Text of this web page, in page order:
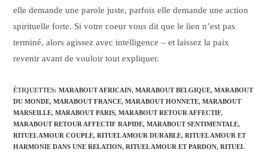
elle demande une parole juste, parfois elle demande une action
spirituelle forte. Si votre coeur vous dit que le lien n’est pas
terminé, alors agissez avec intelligence – et laissez la paix
revenir avant de vouloir tout expliquer.
ÉTIQUETTES:MARABOUT AFRICAIN, MARABOUT BELGIQUE, MARABOUT
DU MONDE, MARABOUT FRANCE, MARABOUT HONNETE, MARABOUT
MARSEILLE, MARABOUT PARIS, MARABOUT RETOUR AFFECTIF,
MARABOUT RETOUR AFFECTIF RAPIDE, MARABOUT SENTIMENTALE,
RITUEL AMOUR COUPLE, RITUEL AMOUR DURABLE, RITUEL AMOUR ET
HARMONIE DANS UNE RELATION, RITUEL AMOUR ET PARDON, RITUEL